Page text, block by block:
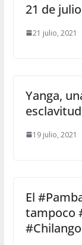
21 de
21 julio, 2021
Yanga,
19 julio, 2021
El
tampoco